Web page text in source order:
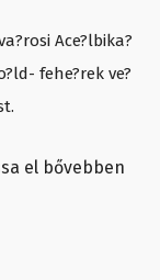
Ace?lbika?
fehe?rek ve?
el bővebben